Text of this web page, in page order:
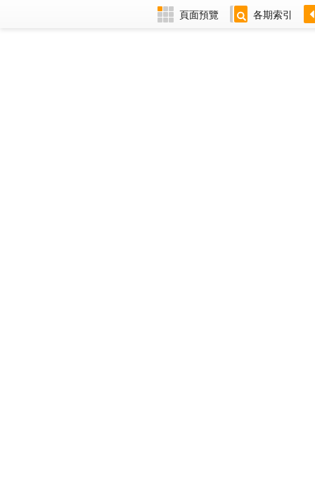
頁面預覽 各期索引